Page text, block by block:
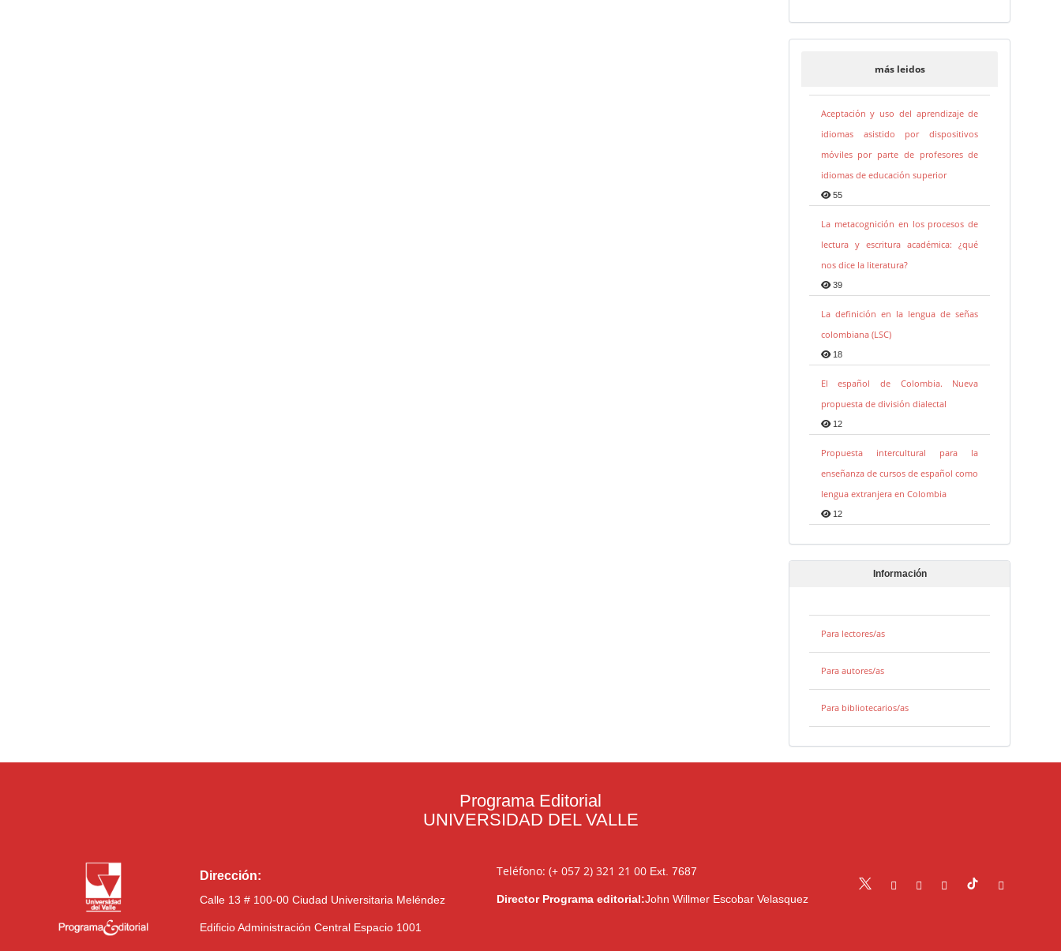
más leidos
Aceptación y uso del aprendizaje de
idiomas asistido por dispositivos
móviles por parte de profesores de
idiomas de educación superior
55
La metacognición en los procesos de
lectura y escritura académica: ¿qué
nos dice la literatura?
39
La definición en la lengua de señas
colombiana (LSC)
18
El español de Colombia. Nueva
propuesta de división dialectal
12
Propuesta intercultural para la
enseñanza de cursos de español como
lengua extranjera en Colombia
12
Información
Para lectores/as
Para autores/as
Para bibliotecarios/as
Programa Editorial
UNIVERSIDAD DEL VALLE
Dirección:
Calle 13 # 100-00 Ciudad Universitaria Meléndez
Edificio Administración Central Espacio 1001
Teléfono: (+ 057 2) 321 21 00Ext. 7687
Director Programa editorial:John Willmer Escobar Velasquez